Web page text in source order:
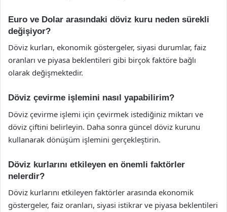
Euro ve Dolar arasındaki döviz kuru neden sürekli
değişiyor?
Döviz kurları, ekonomik göstergeler, siyasi durumlar, faiz
oranları ve piyasa beklentileri gibi birçok faktöre bağlı
olarak değişmektedir.
Döviz çevirme işlemini nasıl yapabilirim?
Döviz çevirme işlemi için çevirmek istediğiniz miktarı ve
döviz çiftini belirleyin. Daha sonra güncel döviz kurunu
kullanarak dönüşüm işlemini gerçekleştirin.
Döviz kurlarını etkileyen en önemli faktörler
nelerdir?
Döviz kurlarını etkileyen faktörler arasında ekonomik
göstergeler, faiz oranları, siyasi istikrar ve piyasa beklentileri